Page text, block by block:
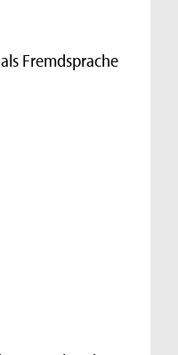
Fremdsprache